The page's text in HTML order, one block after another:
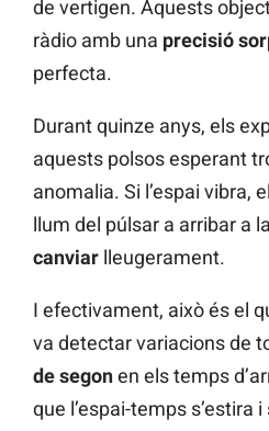
de vertigen. Aquests
ràdio amb una precisió
perfecta.
Durant quinze anys, els
aquests polsos esperant
anomalia. Si l’espai vibra,
llum del púlsar a arribar a
canviar lleugerament.
I efectivament, això és el
va detectar variacions de
de segonen els temps
que l’espai-temps s’estira